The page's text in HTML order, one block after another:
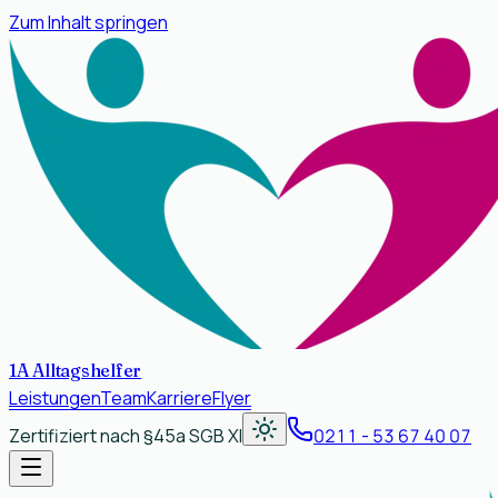
Zum Inhalt springen
1A Alltagshelfer
LeistungenTeamKarriereFlyer
Zertifiziert nach§45a SGB XI 0211 - 53 67 40 07